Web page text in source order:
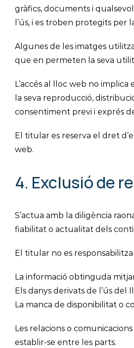
gràfics, documents i
l’ús, i es troben protegits
Algunes de les imatges
que en permeten la seva
L’accés al lloc web no
la seva reproducció,
consentiment previ i exprés
El titular es reserva el dret
web.
4. Exclusió de
S’actua amb la diligència
fiabilitat o actualitat dels
El titular no es responsabilitza
La informació obtinguda
Els danys derivats de l’ús del
La manca de disponibilitat o
Les relacions o
establir-se entre les parts.